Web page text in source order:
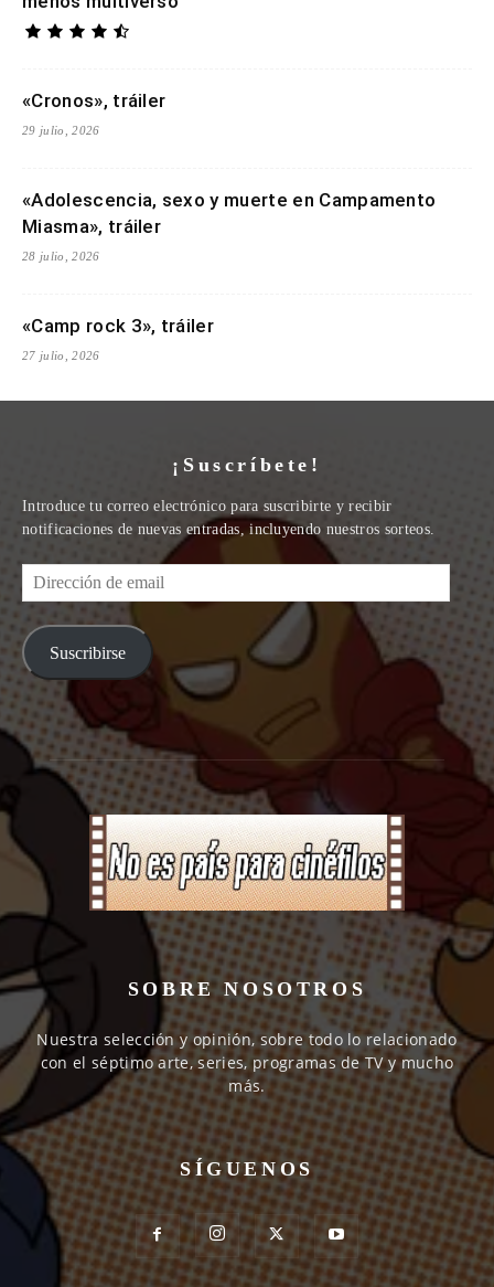
«Cronos», tráiler
29 julio, 2026
«Adolescencia, sexo y muerte en Campamento
Miasma», tráiler
28 julio, 2026
«Camp rock 3», tráiler
27 julio, 2026
¡Suscríbete!
Introduce tu correo electrónico para suscribirte y recibir
notificaciones de nuevas entradas, incluyendo nuestros sorteos.
Dirección
de
email
Suscribirse
SOBRE NOSOTROS
Nuestra selección y opinión, sobre todo lo relacionado
con el séptimo arte, series, programas de TV y mucho
más.
SÍGUENOS